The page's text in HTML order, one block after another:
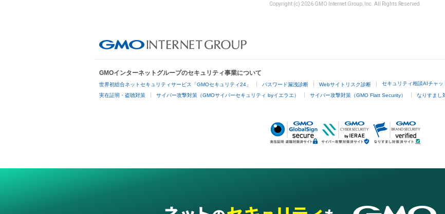
Copyright (c) 2026 GMO Internet Group, Inc. All Rights Reserved.
GMOインターネットグループのセキュリティ事業について
世界初総合ネットセキュリティサービス「GMOセキュリティ24」 パスワード漏洩診断 Webサイトリスク診断 セキュリティ相談AIチャッ
実在証明・盗聴対策 サイバー攻撃対策（GMOサイバーセキュリティ byイエラエ） サイバー攻撃対策（GMO Flatt Security） なりすまし